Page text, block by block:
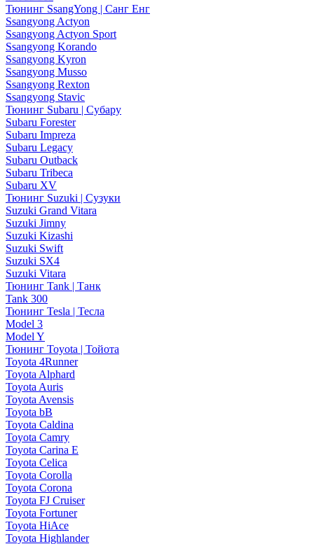
Тюнинг SsangYong | Санг Енг
Ssangyong Actyon
Ssangyong Actyon Sport
Ssangyong Korando
Ssangyong Kyron
Ssangyong Musso
Ssangyong Rexton
Ssangyong Stavic
Тюнинг Subaru | Субару
Subaru Forester
Subaru Impreza
Subaru Legacy
Subaru Outback
Subaru Tribeca
Subaru XV
Тюнинг Suzuki | Сузуки
Suzuki Grand Vitara
Suzuki Jimny
Suzuki Kizashi
Suzuki Swift
Suzuki SX4
Suzuki Vitara
Тюнинг Tank | Танк
Tank 300
Тюнинг Tesla | Тесла
Model 3
Model Y
Тюнинг Toyota | Тойота
Toyota 4Runner
Toyota Alphard
Toyota Auris
Toyota Avensis
Toyota bB
Toyota Caldina
Toyota Camry
Toyota Carina E
Toyota Celica
Toyota Corolla
Toyota Corona
Toyota FJ Cruiser
Toyota Fortuner
Toyota HiAce
Toyota Highlander